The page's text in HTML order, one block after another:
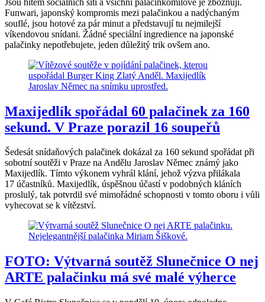
Funwari, japonský kompromis mezi palačinkou a nadýchaným
souflé, jsou hotové za pár minut a představují tu nejmilejší
víkendovou snídani. Žádné speciální ingredience na japonské
palačinky nepotřebujete, jeden důležitý trik ovšem ano.
Maxijedlík spořádal 60 palačinek za 160
sekund. V Praze porazil 16 soupeřů
Šedesát snídaňových palačinek dokázal za 160 sekund spořádat při
sobotní soutěži v Praze na Andělu Jaroslav Němec známý jako
Maxijedlík. Tímto výkonem vyhrál klání, jehož výzva přilákala
17 účastníků. Maxijedlík, úspěšnou účastí v podobných kláních
proslulý, tak potvrdil své mimořádné schopnosti v tomto oboru i vůli
vyhecovat se k vítězství.
FOTO: Výtvarná soutěž Slunečnice O nej
ARTE palačinku má své malé výherce